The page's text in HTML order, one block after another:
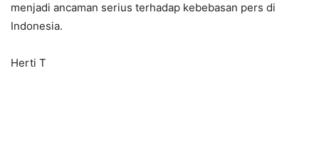
menjadi ancaman serius terhadap kebebasan pers di
Indonesia.
Herti T